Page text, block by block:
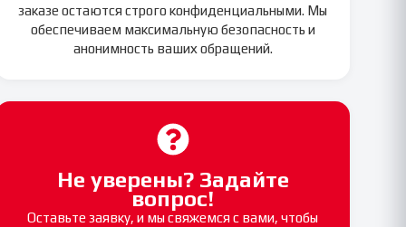
заказе остаются строго конфиденциальными. Мы
обеспечиваем максимальную безопасность и
анонимность ваших обращений.
Не уверены? Задайте
вопрос!
Оставьте заявку, и мы свяжемся с вами, чтобы